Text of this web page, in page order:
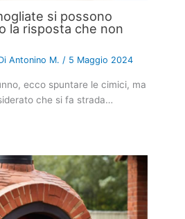
si possono
la risposta che non
Antonino M./ 5 Maggio 2024
ecco spuntare le cimici, ma
che si fa strada…